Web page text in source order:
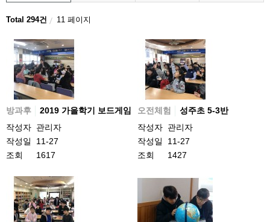
Total 294건 11 페이지
방과후
2019 가을학기 보드게임
작성자 관리자
작성일
11-27
조회
1617
오전체험
성주초 5-3반
작성자 관리자
작성일
11-27
조회
1427